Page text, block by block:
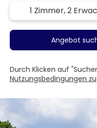
1 Zimmer,2
Angebot
Durch Klicken auf
Nutzungsbedingungen zu